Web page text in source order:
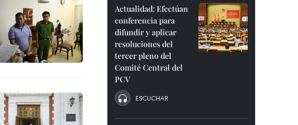
Actualidad: Efectúan
conferencia para
difundir y aplicar
resoluciones del
tercer pleno del
Comité Central del
PCV
ESCUCHAR